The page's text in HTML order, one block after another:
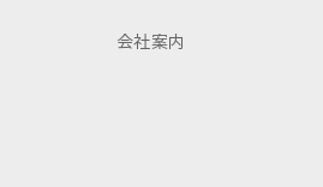
会社案内